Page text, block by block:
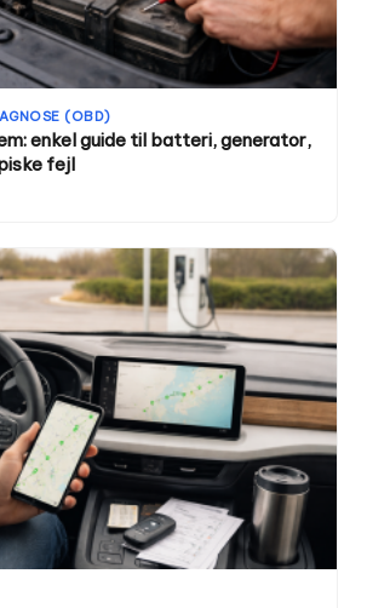
(OBD)
enkel guide til batteri, generator,
fejl